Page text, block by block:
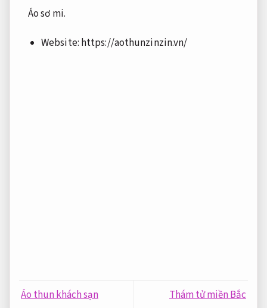
Áo sơ mi.
Website: https://aothunzinzin.vn/
Áo thun khách sạn Thám tử miền Bắc